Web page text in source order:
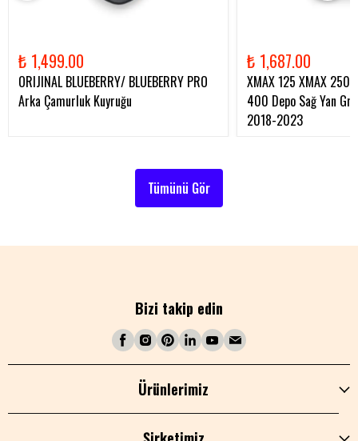
₺ 1,499.00
ORIJINAL BLUEBERRY/ BLUEBERRY PRO
Arka Çamurluk Kuyruğu
₺ 1,687.00
XMAX 125 XMAX 250
400 Depo Sağ Yan
2018-2023
Tümünü Gör
Bizi takip edin
Ürünlerimiz